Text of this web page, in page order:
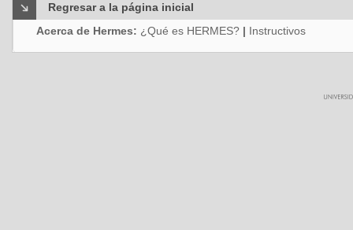
Regresar a la página inicial
Acerca de Hermes: ¿Qué es HERMES? | Instructivos